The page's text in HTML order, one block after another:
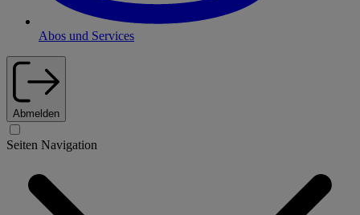
Abos und Services
Abmelden
Seiten Navigation